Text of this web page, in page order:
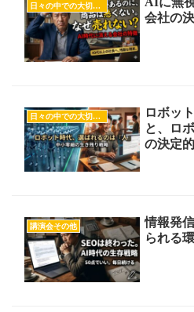
日々の中での大切な気付き
会社の
日々の中での大切な気付き
ロボッ
と、ロ
の決定
講演会その他
情報発
られる